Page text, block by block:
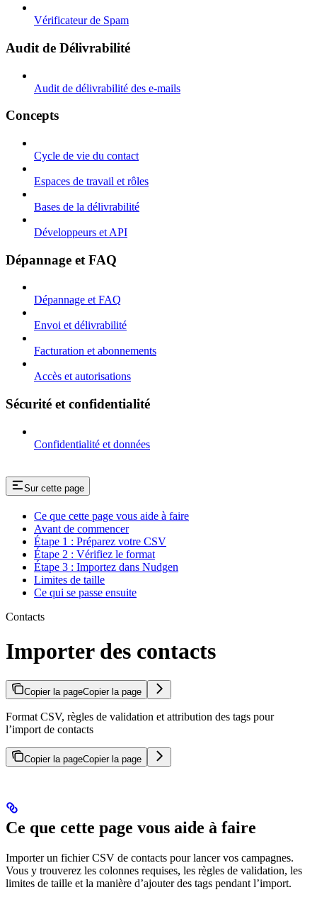
Vérificateur de Spam
Audit de Délivrabilité
Audit de délivrabilité des e-mails
Concepts
Cycle de vie du contact
Espaces de travail et rôles
Bases de la délivrabilité
Développeurs et API
Dépannage et FAQ
Dépannage et FAQ
Envoi et délivrabilité
Facturation et abonnements
Accès et autorisations
Sécurité et confidentialité
Confidentialité et données
Sur cette page
Ce que cette page vous aide à faire
Avant de commencer
Étape 1 : Préparez votre CSV
Étape 2 : Vérifiez le format
Étape 3 : Importez dans Nudgen
Limites de taille
Ce qui se passe ensuite
Contacts
Importer des contacts
Copier la pageCopier la page
Format CSV, règles de validation et attribution des tags pour
l’import de contacts
Copier la pageCopier la page
Ce que cette page vous aide à faire
Importer un fichier CSV de contacts pour lancer vos campagnes.
Vous y trouverez les colonnes requises, les règles de validation, les
limites de taille et la manière d’ajouter des tags pendant l’import.